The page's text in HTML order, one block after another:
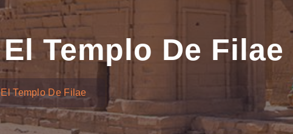
El Templo De Filae
El Templo De Filae